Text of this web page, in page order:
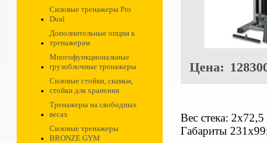
Силовые тренажеры Pro
Dual
Дополнительные опции к
тренажерам
Многофункциональные
грузоблочные тренажеры
Силовые стойки, скамьи,
стойки для хранения
Тренажеры на свободных
весах
Силовые тренажеры
BRONZE GYM
Цена:
Вес стека: 2x72,5
Габариты